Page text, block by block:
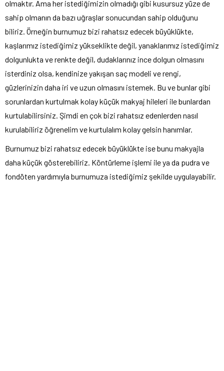
olmaktır. Ama her istediğimizin olmadığı gibi kusursuz yüze de
sahip olmanın da bazı uğraşlar sonucundan sahip olduğunu
biliriz. Örneğin burnumuz bizi rahatsız edecek büyüklükte,
kaşlarımız istediğimiz yükseklikte değil, yanaklarımız istediğimiz
dolgunlukta ve renkte değil, dudaklarınız ince dolgun olmasını
isterdiniz olsa, kendinize yakışan saç modeli ve rengi,
güzlerinizin daha iri ve uzun olmasını istemek. Bu ve bunlar gibi
sorunlardan kurtulmak kolay küçük makyaj hileleri ile bunlardan
kurtulabilirsiniz. Şimdi en çok bizi rahatsız edenlerden nasıl
kurulabiliriz öğrenelim ve kurtulalım kolay gelsin hanımlar.
Burnumuz bizi rahatsız edecek büyüklükte ise bunu makyajla
daha küçük gösterebiliriz. Köntürleme işlemi ile ya da pudra ve
fondöten yardımıyla burnumuza istediğimiz şekilde uygulayabilir.